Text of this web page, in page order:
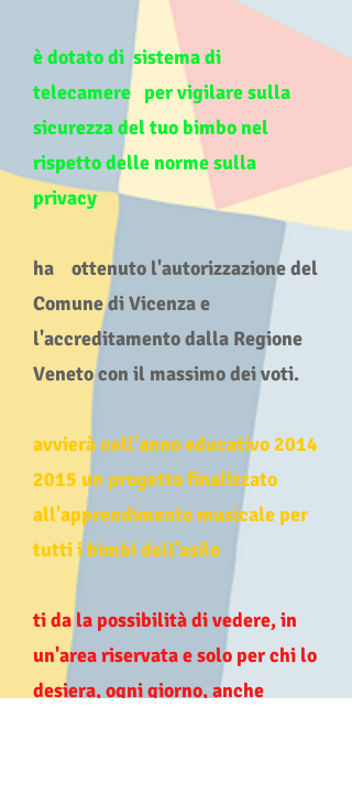
è dotato di sistema di
telecamere per vigilare sulla
sicurezza del tuo bimbo nel
rispetto delle norme sulla
privacy
ha ottenuto l'autorizzazione del
Comune di Vicenza e
l'accreditamento dalla Regione
Veneto con il massimo dei voti.
avvierà nell'anno educativo2014
2015 un progetto finalizzato
all'apprendimento musicale per
tutti i bimbi dell'asilo
ti da la possibilità di vedere, in
un'area riservata e solo per chi lo
desiera, ogni giorno, anche